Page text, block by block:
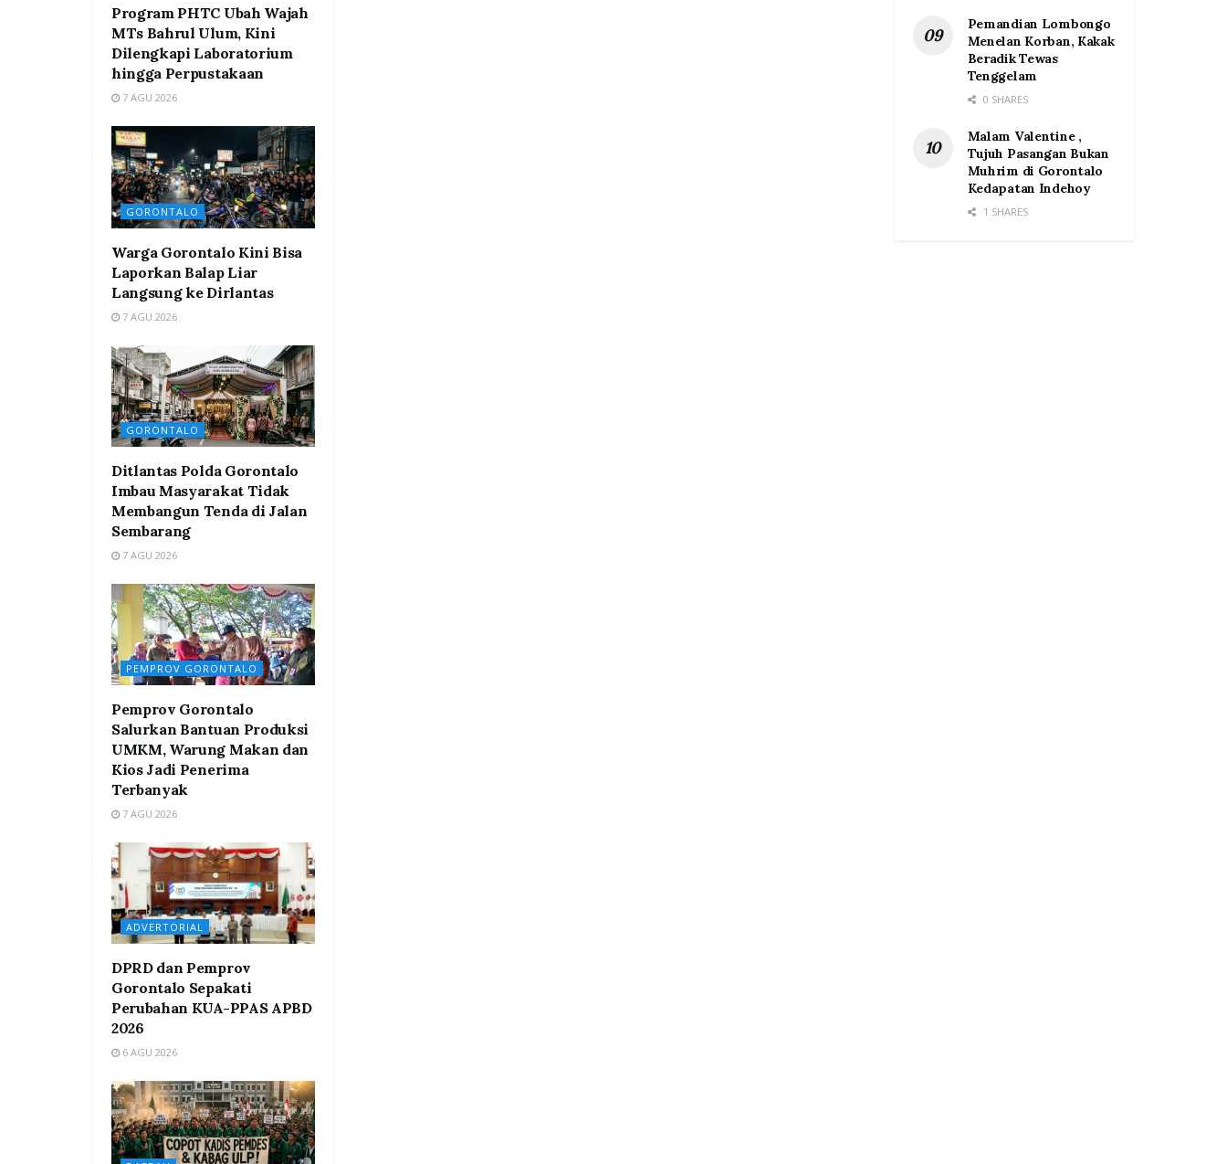
Program PHTC Ubah Wajah
MTs Bahrul Ulum, Kini
Dilengkapi Laboratorium
hingga Perpustakaan
7 AGU 2026
GORONTALO
Warga Gorontalo Kini Bisa
Laporkan Balap Liar
Langsung ke Dirlantas
7 AGU 2026
GORONTALO
Ditlantas Polda Gorontalo
Imbau Masyarakat Tidak
Membangun Tenda di Jalan
Sembarang
7 AGU 2026
PEMPROV GORONTALO
Pemprov Gorontalo
Salurkan Bantuan Produksi
UMKM, Warung Makan dan
Kios Jadi Penerima
Terbanyak
7 AGU 2026
ADVERTORIAL
DPRD dan Pemprov
Gorontalo Sepakati
Perubahan KUA-PPAS APBD
2026
6 AGU 2026
Pemandian Lombongo
Menelan Korban, Kakak
Beradik Tewas
Tenggelam
0 SHARES
Malam Valentine ,
Tujuh Pasangan Bukan
Muhrim di Gorontalo
Kedapatan Indehoy
1 SHARES